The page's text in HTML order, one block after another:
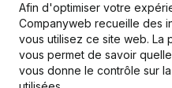
Afin d'optimiser votre
Companyweb recueille des
vous utilisez ce site web. La
vous permet de savoir
vous donne le contrôle sur